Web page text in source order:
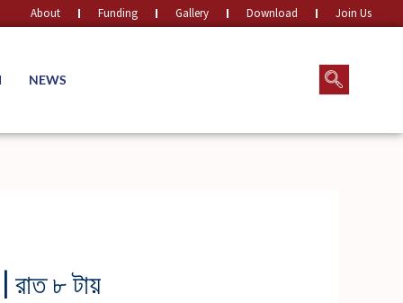
About Funding Gallery Download Join Us
NEWS
রাত ৮ টায়